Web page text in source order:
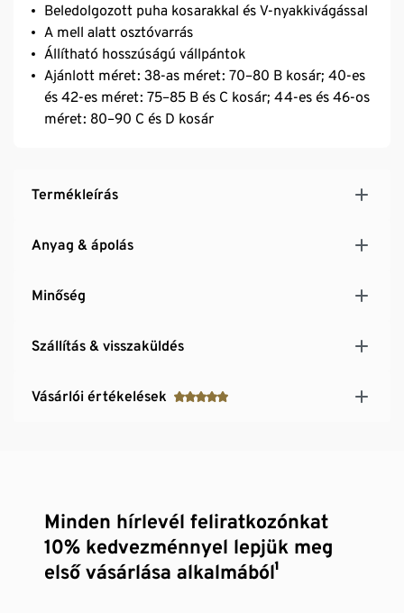
Beledolgozott puha kosarakkal és V-nyakkivágással
A mell alatt osztóvarrás
Állítható hosszúságú vállpántok
Ajánlott méret: 38-as méret: 70–80 B kosár; 40-es
és 42-es méret: 75–85 B és C kosár; 44-es és 46-os
méret: 80–90 C és D kosár
Termékleírás
Anyag & ápolás
Minőség
Szállítás & visszaküldés
Vásárlói értékelések
Minden hírlevél feliratkozónkat
10% kedvezménnyel lepjük meg
első vásárlása alkalmából¹